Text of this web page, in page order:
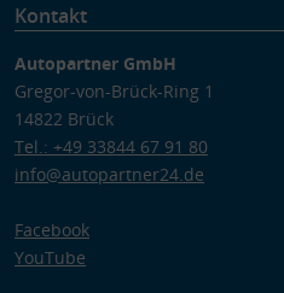
Kontakt
Autopartner GmbH
Gregor-von-Brück-Ring 1
14822 Brück
Tel.: +49 33844 67 91 80
info@autopartner24.de
Facebook
YouTube